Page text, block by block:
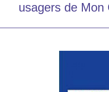
usagers de Mon